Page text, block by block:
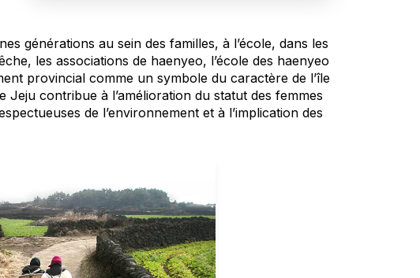
générations au sein des familles, à l’école, dans les
les associations de haenyeo, l’école des haenyeo
provincial comme un symbole du caractère de l’île
contribue à l’amélioration du statut des femmes
de l’environnement et à l’implication des